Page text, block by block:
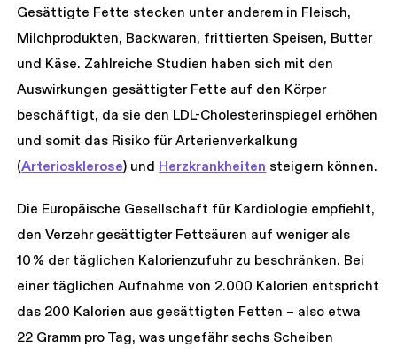
Gesättigte Fette stecken unter anderem in Fleisch,
Milchprodukten, Backwaren, frittierten Speisen, Butter
und Käse. Zahlreiche Studien haben sich mit den
Auswirkungen gesättigter Fette auf den Körper
beschäftigt, da sie den LDL-Cholesterinspiegel erhöhen
und somit das Risiko für Arterienverkalkung
(Arteriosklerose) und Herzkrankheiten steigern können.
Die Europäische Gesellschaft für Kardiologie empfiehlt,
den Verzehr gesättigter Fettsäuren auf weniger als
10 % der täglichen Kalorienzufuhr zu beschränken. Bei
einer täglichen Aufnahme von 2.000 Kalorien entspricht
das 200 Kalorien aus gesättigten Fetten – also etwa
22 Gramm pro Tag, was ungefähr sechs Scheiben